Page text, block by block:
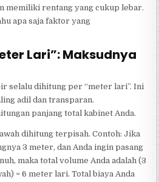
memiliki rentang yang cukup lebar.
apa saja faktor yang
Lari”: Maksudnya
selalu dihitung per “meter lari”. Ini
adil dan transparan.
panjang total kabinet Anda.
dihitung terpisah. Contoh: Jika
3 meter, dan Anda ingin pasang
maka total volume Anda adalah (3
= 6 meter lari. Total biaya Anda